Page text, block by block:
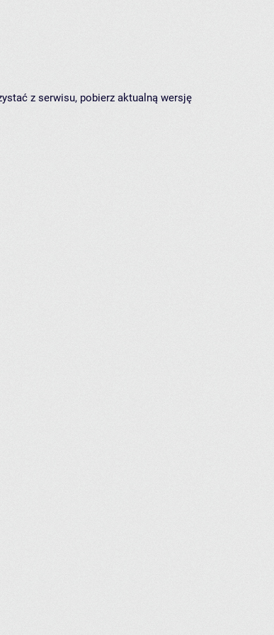
z serwisu, pobierz aktualną wersję